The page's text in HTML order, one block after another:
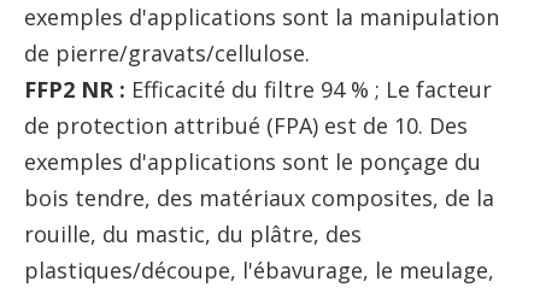
exemples d'applications sont la manipulation
de pierre/gravats/cellulose.
FFP2 NR : Efficacité du filtre 94 % ; Le facteur
de protection attribué (FPA) est de 10. Des
exemples d'applications sont le ponçage du
bois tendre, des matériaux composites, de la
rouille, du mastic, du plâtre, des
plastiques/découpe, l'ébavurage, le meulage,